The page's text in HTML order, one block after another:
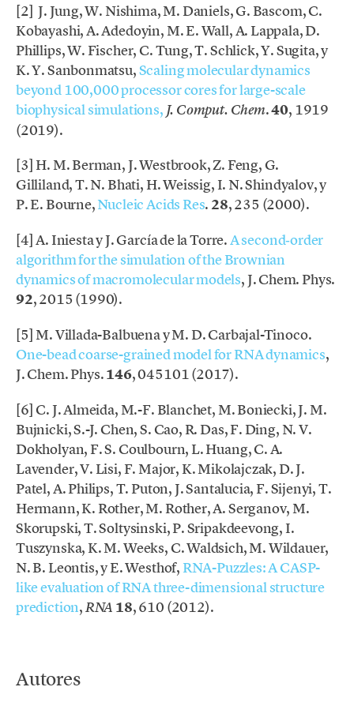
[2] J. Jung, W. Nishima, M. Daniels, G. Bascom, C.
Kobayashi, A. Adedoyin, M. E. Wall, A. Lappala, D.
Phillips, W. Fischer, C. Tung, T. Schlick, Y. Sugita, y
K. Y. Sanbonmatsu,Scaling molecular dynamics
beyond 100,000 processor cores for large-scale
biophysical simulations, J. Comput. Chem.40, 1919
(2019).
[3] H. M. Berman, J. Westbrook, Z. Feng, G.
Gilliland, T. N. Bhati, H. Weissig, I. N. Shindyalov, y
P. E. Bourne,Nucleic Acids Res. 28, 235 (2000).
[4] A. Iniesta y J. García de la Torre.A second‐order
algorithm for the simulation of the Brownian
dynamics of macromolecular models, J. Chem. Phys.
92, 2015 (1990).
[5] M. Villada-Balbuena y M. D. Carbajal-Tinoco.
One-bead coarse-grained model for RNA dynamics,
J. Chem. Phys.146, 045101 (2017).
[6] C. J. Almeida, M.-F. Blanchet, M. Boniecki, J. M.
Bujnicki, S.-J. Chen, S. Cao, R. Das, F. Ding, N. V.
Dokholyan, F. S. Coulbourn, L. Huang, C. A.
Lavender, V. Lisi, F. Major, K. Mikolajczak, D. J.
Patel, A. Philips, T. Puton, J. Santalucia, F. Sijenyi, T.
Hermann, K. Rother, M. Rother, A. Serganov, M.
Skorupski, T. Soltysinski, P. Sripakdeevong, I.
Tuszynska, K. M. Weeks, C. Waldsich, M. Wildauer,
N. B. Leontis, y E. Westhof, RNA-Puzzles: A CASP-
like evaluation of RNA three-dimensional structure
prediction,RNA 18, 610 (2012).
Autores